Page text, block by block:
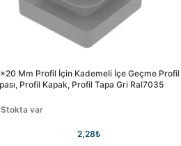
Mm Profil İçin Kademeli İçe Geçme Profil
Profil Kapak, Profil Tapa Gri Ral7035
Stokta var
2,28₺